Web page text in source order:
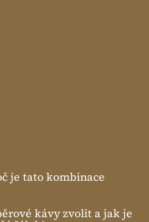
je tato kombinace
kávy zvolit a jak je